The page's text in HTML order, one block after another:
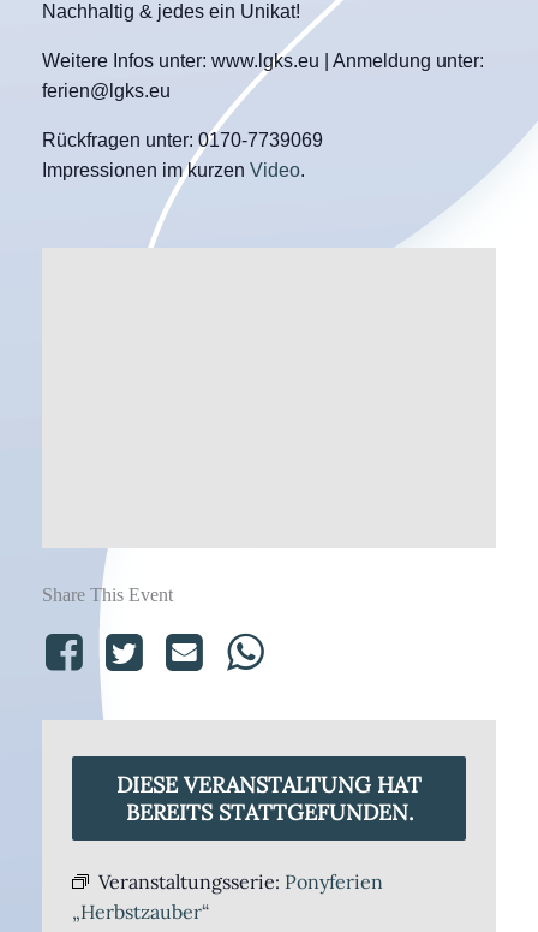
Nachhaltig & jedes ein Unikat!
Weitere Infos unter: www.lgks.eu | Anmeldung unter:
ferien@lgks.eu
Rückfragen unter: 0170-7739069‬
Impressionen im kurzen Video.
Share This Event
DIESE VERANSTALTUNG HAT
BEREITS STATTGEFUNDEN.
Veranstaltungsserie: Ponyferien
„Herbstzauber“